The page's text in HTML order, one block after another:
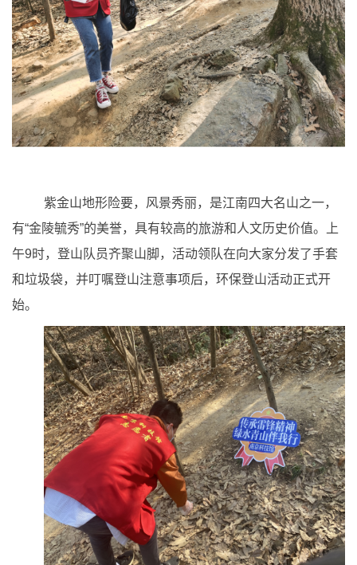
紫金山地形险要，风景秀丽，是江南四大名山之一，
有“金陵毓秀”的美誉，具有较高的旅游和人文历史价值。上
午9时，登山队员齐聚山脚，活动领队在向大家分发了手套
和垃圾袋，并叮嘱登山注意事项后，环保登山活动正式开
始。